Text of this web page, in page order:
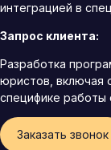
интеграцией в
Запрос клиента:
Разработка
юристов, включая
специфике работы
Заказать звонок